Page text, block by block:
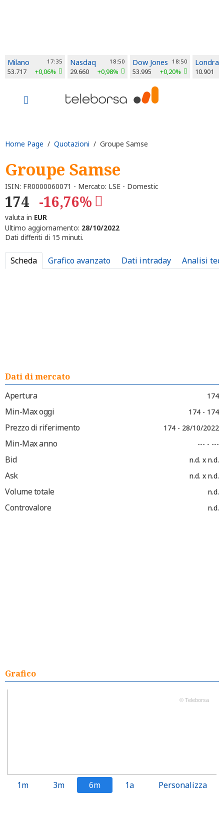
Milano 17:35
53.717 +0,06%
Nasdaq 18:50
29.660 +0,98%
Dow Jones 18:50
53.995 +0,20%
Londra
10.901
Home Page / Quotazioni / Groupe Samse
Groupe Samse
ISIN: FR0000060071 - Mercato: LSE - Domestic
174 -16,76%
valuta in EUR
Ultimo aggiornamento: 28/10/2022
Dati differiti di 15 minuti.
Scheda Grafico avanzato Dati intraday Analisi
Dati di mercato
Apertura
174
Min-Max oggi 174 - 174
Prezzo di riferimento 174 - 28/10/2022
Min-Max anno --- - ---
Bid n.d. x n.d.
Ask n.d. x n.d.
Volume totale n.d.
Controvalore n.d.
Grafico
© Teleborsa
1m 3m 6m 1a Personalizza